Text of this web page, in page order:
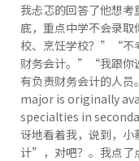
我忐忑的回答了他想
底，重点中学不会录
校、烹饪学校？”“不
财务会计。”“我跟你
有负责财务会计的人
major is originally
specialties in
讶地看着我，说到，
计”，对吧？。我点了